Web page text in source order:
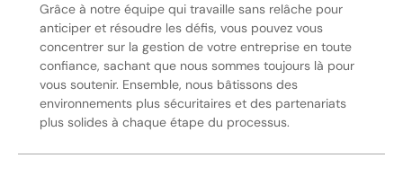
Grâce à notre équipe qui travaille sans relâche pour
anticiper et résoudre les défis, vous pouvez vous
concentrer sur la gestion de votre entreprise en toute
confiance, sachant que nous sommes toujours là pour
vous soutenir. Ensemble, nous bâtissons des
environnements plus sécuritaires et des partenariats
plus solides à chaque étape du processus.